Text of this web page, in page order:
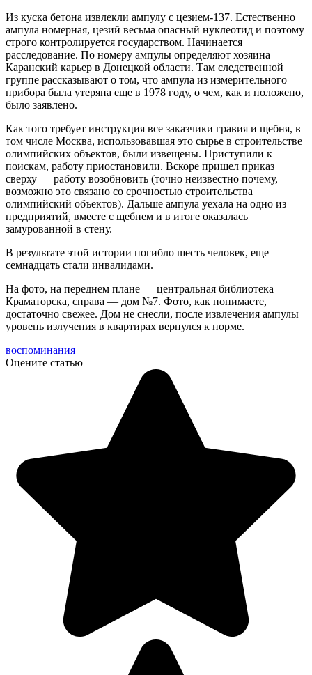
Из куска бетона извлекли ампулу с цезием-137. Естественно
ампула номерная, цезий весьма опасный нуклеотид и поэтому
строго контролируется государством. Начинается
расследование. По номеру ампулы определяют хозяина —
Каранский карьер в Донецкой области. Там следственной
группе рассказывают о том, что ампула из измерительного
прибора была утеряна еще в 1978 году, о чем, как и положено,
было заявлено.
Как того требует инструкция все заказчики гравия и щебня, в
том числе Москва, использовавшая это сырье в строительстве
олимпийских объектов, были извещены. Приступили к
поискам, работу приостановили. Вскоре пришел приказ
сверху — работу возобновить (точно неизвестно почему,
возможно это связано со срочностью строительства
олимпийский объектов). Дальше ампула уехала на одно из
предприятий, вместе с щебнем и в итоге оказалась
замурованной в стену.
В результате этой истории погибло шесть человек, еще
семнадцать стали инвалидами.
На фото, на переднем плане — центральная библиотека
Краматорска, справа — дом №7. Фото, как понимаете,
достаточно свежее. Дом не снесли, после извлечения ампулы
уровень излучения в квартирах вернулся к норме.
воспоминания
Оцените статью